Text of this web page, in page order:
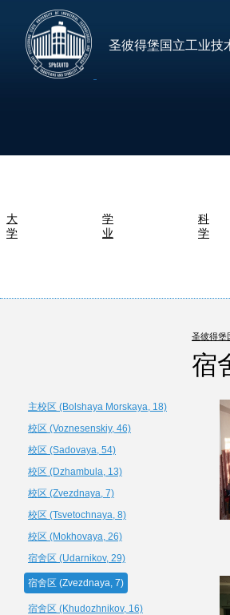
圣彼得堡国立工业技
大
学
学
业
科
学
圣彼得堡
宿
主校区 (Bolshaya Morskaya, 18)
校区 (Voznesenskiy, 46)
校区 (Sadovaya, 54)
校区 (Dzhambula, 13)
校区 (Zvezdnaya, 7)
校区 (Tsvetochnaya, 8)
校区 (Mokhovaya, 26)
宿舍区 (Udarnikov, 29)
宿舍区 (Zvezdnaya, 7)
宿舍区 (Khudozhnikov, 16)